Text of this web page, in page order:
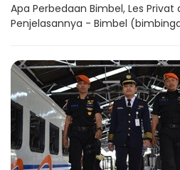
Apa Perbedaan Bimbel, Les Privat
Penjelasannya - Bimbel